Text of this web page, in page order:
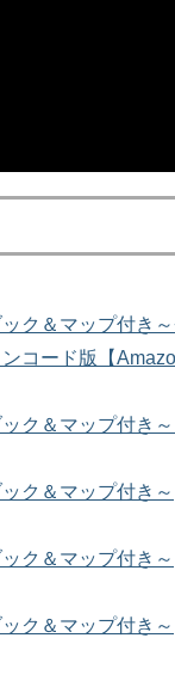
ク＆マップ付き
コード版【
ク＆マップ付き
ク＆マップ付き～
ク＆マップ付き～
ク＆マップ付き～